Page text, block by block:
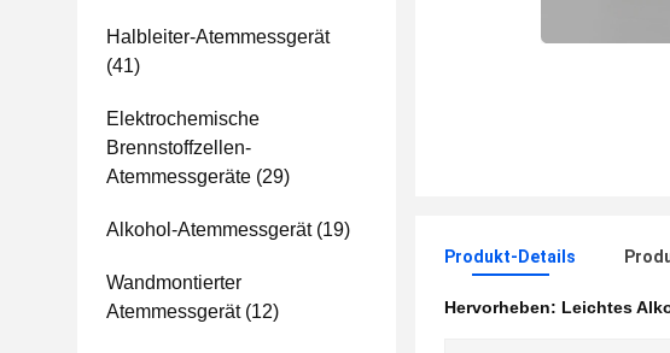
Halbleiter-Atemmessgerät
(41)
Elektrochemische
Brennstoffzellen-
Atemmessgeräte (29)
Alkohol-Atemmessgerät(19)
Wandmontierter
Atemmessgerät(12)
Produkt-Details
Hervorheben: Leichtes